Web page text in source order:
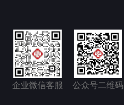
企业微信客服 公众号二维码